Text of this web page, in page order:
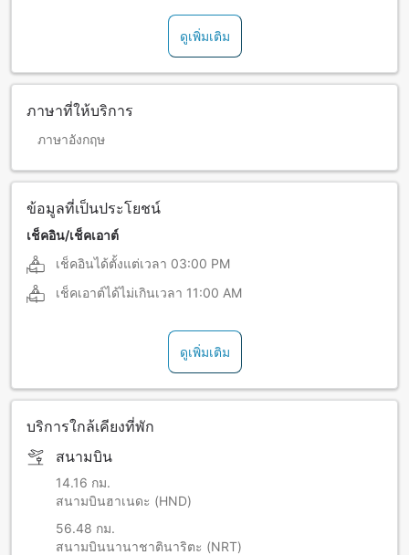
ดูเพิ่มเติม
ภาษาที่ให้บริการ
ภาษาอังกฤษ
ข้อมูลที่เป็นประโยชน์
เช็คอิน/เช็คเอาต์
เช็คอินได้ตั้งแต่เวลา 03:00 PM
เช็คเอาต์ได้ไม่เกินเวลา 11:00 AM
ดูเพิ่มเติม
บริการใกล้เคียงที่พัก
สนามบิน
14.16 กม.
สนามบินฮาเนดะ (HND)
56.48 กม.
สนามบินนานาชาตินาริตะ (NRT)